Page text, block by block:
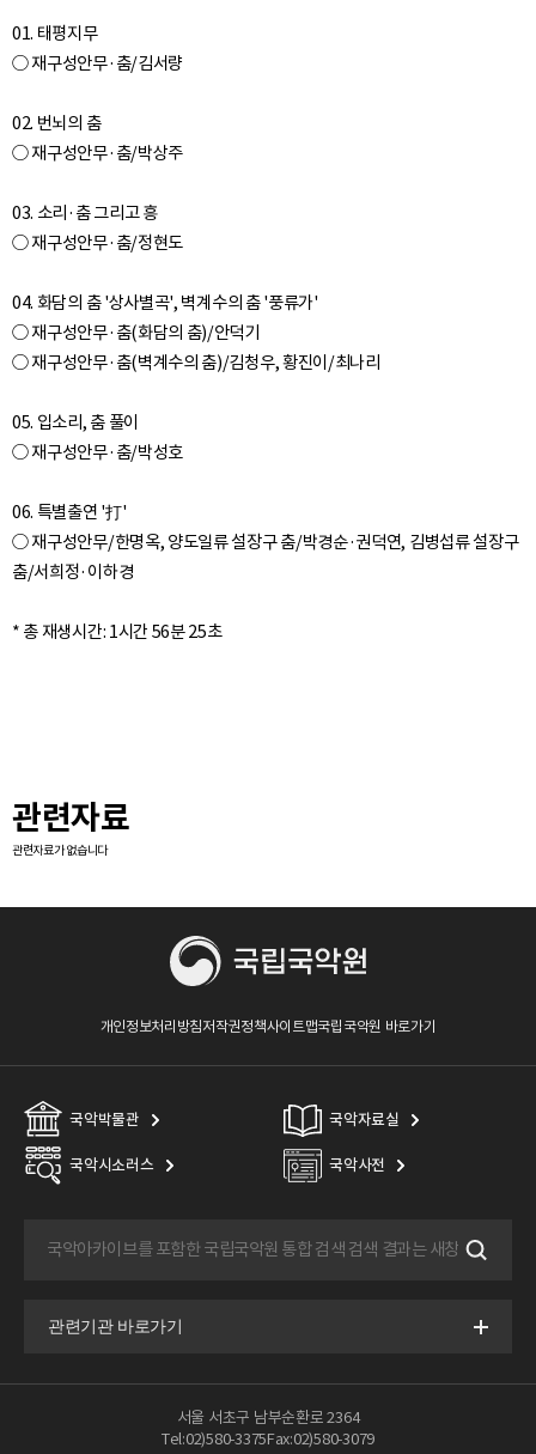
01. 태평지무
○ 재구성안무·춤/김서량
02. 번뇌의 춤
○ 재구성안무·춤/박상주
03. 소리·춤 그리고 흥
○ 재구성안무·춤/정현도
04. 화담의 춤 '상사별곡', 벽계수의 춤 '풍류가'
○ 재구성안무·춤(화담의 춤)/안덕기
○ 재구성안무·춤(벽계수의 춤)/김청우, 황진이/최나리
05. 입소리, 춤 풀이
○ 재구성안무·춤/박성호
06. 특별출연 '打'
○ 재구성안무/한명옥, 양도일류 설장구 춤/박경순·권덕연, 김병섭류 설장구
춤/서희정·이하경
* 총 재생시간: 1시간 56분 25초
관련자료
관련자료가 없습니다
개인정보처리방침저작권정책사이트맵국립국악원 바로가기
국악박물관 국악자료실
국악시소러스 국악사전
서울 서초구 남부순환로 2364
Tel:02)580-3375Fax:02)580-3079